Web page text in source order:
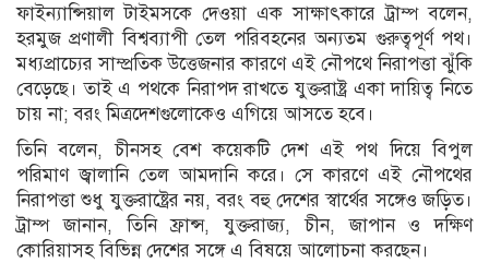
ফাইন্যান্সিয়াল টাইমসকে দেওয়া এক সাক্ষাৎকারে ট্রাম্প বলেন,
হরমুজ প্রণালী বিশ্বব্যাপী তেল পরিবহনের অন্যতম গুরুত্বপূর্ণ পথ।
মধ্যপ্রাচ্যের সাম্প্রতিক উত্তেজনার কারণে এই নৌপথে নিরাপত্তা ঝুঁকি
বেড়েছে। তাই এ পথকে নিরাপদ রাখতে যুক্তরাষ্ট্র একা দায়িত্ব নিতে
চায় না; বরং মিত্রদেশগুলোকেও এগিয়ে আসতে হবে।
তিনি বলেন, চীনসহ বেশ কয়েকটি দেশ এই পথ দিয়ে বিপুল
পরিমাণ জ্বালানি তেল আমদানি করে। সে কারণে এই নৌপথের
নিরাপত্তা শুধু যুক্তরাষ্ট্রের নয়, বরং বহু দেশের স্বার্থের সঙ্গেও জড়িত।
ট্রাম্প জানান, তিনি ফ্রান্স, যুক্তরাজ্য, চীন, জাপান ও দক্ষিণ
কোরিয়াসহ বিভিন্ন দেশের সঙ্গে এ বিষয়ে আলোচনা করছেন।